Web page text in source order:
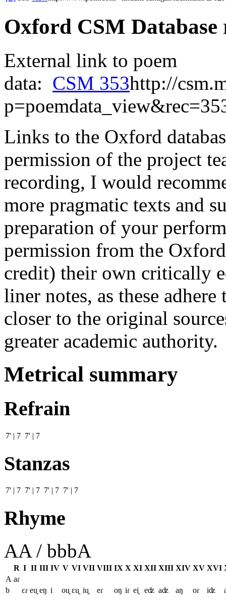
Oxford CSM Database
External link to poem
data: CSM 353http://
Links to the Oxford
permission of the project
recording, I would
more pragmatic texts and
preparation of your
permission from the
credit) their own critically
liner notes, as these
closer to the original
greater academic authority.
Metrical summary
Refrain
7' | 7 7' | 7
Stanzas
7' | 7 7' | 7 7' | 7 7' | 7
Rhyme
AA / bbbA
R I II III IV V VI VII VIII IX X XI XII XIII XIV XV XVI
A aɾ
b
ɛɾ eu̯ eŋ i ou̯ ɛu̯ iu̯ eɾ oŋ iɾ ei̯ eʣ aʣ aŋ oɾ iʣ